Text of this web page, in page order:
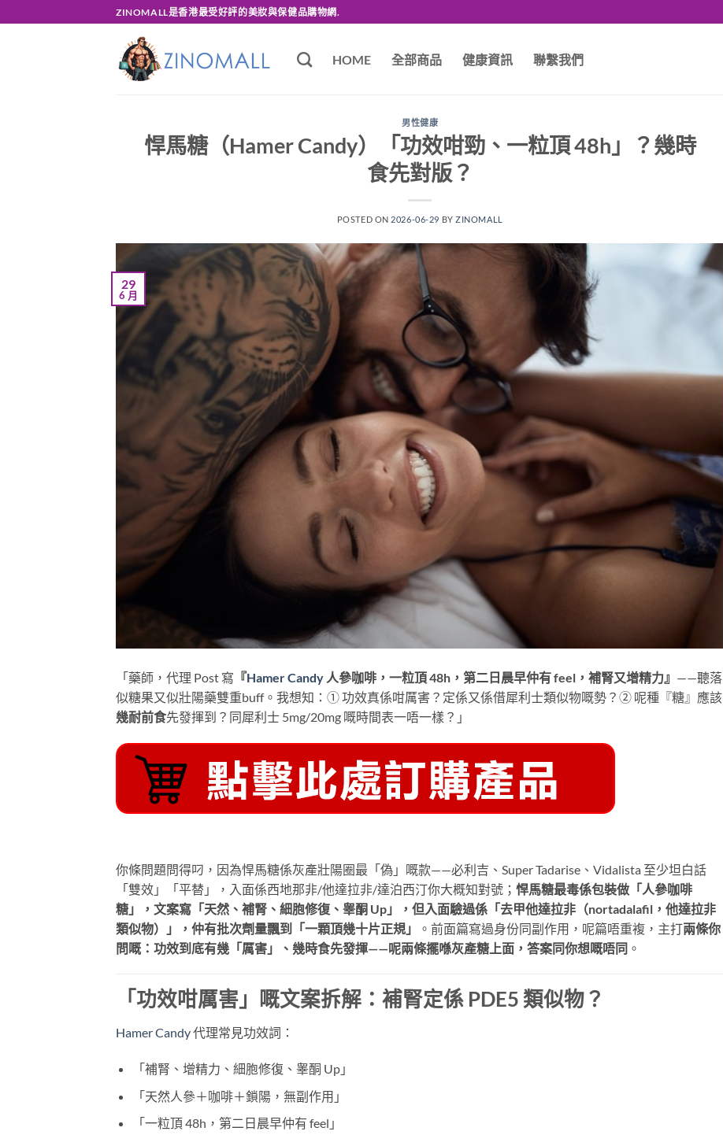
to
ZINOMALL是香港最受好評的美妝與保健品購物網.
HOME 全部商品 健康資訊 聯繫我們
男性健康
悍馬糖（Hamer Candy）「功效咁勁、一粒頂 48h」？幾時
食先對版？
POSTED ON 2026-06-29 BYZINOMALL
29
6 月
「藥師，代理 Post 寫 『Hamer Candy 人參咖啡，一粒頂 48h，第二日晨早仲有 feel，補腎又增精力』 ——聽落
似糖果又似壯陽藥雙重buff。我想知：① 功效真係咁厲害？定係又係借犀利士類似物嘅勢？② 呢種『糖』應該
幾耐前食先發揮到？同犀利士 5mg/20mg 嘅時間表一唔一樣？」
你條問題問得叼，因為悍馬糖係灰產壯陽圈最「偽」嘅款——必利吉、Super Tadarise、Vidalista 至少坦白話
「雙效」「平替」，入面係西地那非/他達拉非/達泊西汀你大概知對號； 悍馬糖最毒係包裝做「人參咖啡
糖」，文案寫「天然、補腎、細胞修復、睾酮 Up」，但入面驗過係「去甲他達拉非（nortadalafil，他達拉非
類似物）」，仲有批次劑量飄到「一顆頂幾十片正規」
。前面篇寫過身份同副作用，呢篇唔重複，主打兩條你
問嘅：功效到底有幾「厲害」、幾時食先發揮——呢兩條擺喺灰產糖上面，答案同你想嘅唔同 。
「功效咁厲害」嘅文案拆解：補腎定係 PDE5 類似物？
Hamer Candy代理常見功效詞：
「補腎、增精力、細胞修復、睾酮 Up」
「天然人參＋咖啡＋鎖陽，無副作用」
「一粒頂 48h，第二日晨早仲有 feel」